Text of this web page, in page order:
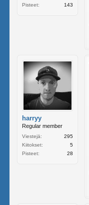
Pisteet:
143
harryy
Regular member
Viestejä:
295
Kiitokset:
5
Pisteet:
28